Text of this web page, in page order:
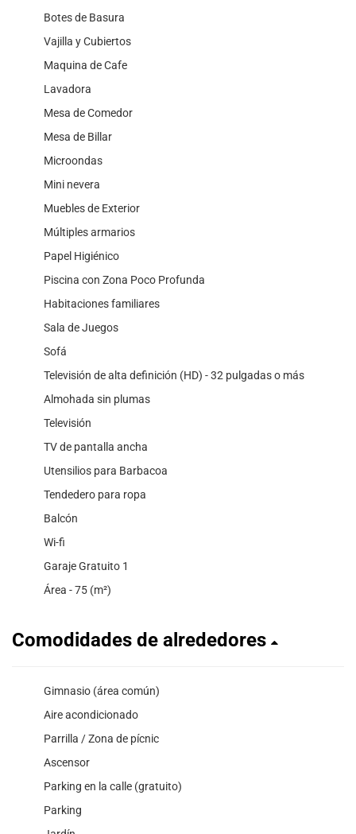
Botes de Basura
Vajilla y Cubiertos
Maquina de Cafe
Lavadora
Mesa de Comedor
Mesa de Billar
Microondas
Mini nevera
Muebles de Exterior
Múltiples armarios
Papel Higiénico
Piscina con Zona Poco Profunda
Habitaciones familiares
Sala de Juegos
Sofá
Televisión de alta definición (HD) - 32 pulgadas o más
Almohada sin plumas
Televisión
TV de pantalla ancha
Utensilios para Barbacoa
Tendedero para ropa
Balcón
Wi-fi
Garaje Gratuito 1
Área - 75 (m²)
Comodidades de alrededores
Gimnasio (área común)
Aire acondicionado
Parrilla / Zona de pícnic
Ascensor
Parking en la calle (gratuito)
Parking